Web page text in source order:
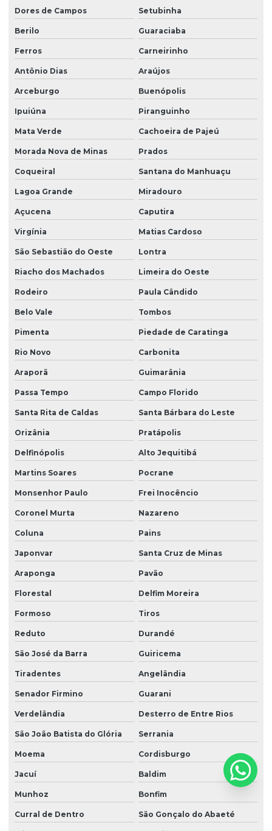
Dores de Campos Setubinha
Berilo Guaraciaba
Ferros Carneirinho
Antônio Dias Araújos
Arceburgo Buenópolis
Ipuiúna Piranguinho
Mata Verde Cachoeira de Pajeú
Morada Nova de Minas Prados
Coqueiral Santana do Manhuaçu
Lagoa Grande Miradouro
Açucena Caputira
Virgínia Matias Cardoso
São Sebastião do Oeste Lontra
Riacho dos Machados Limeira do Oeste
Rodeiro Paula Cândido
Belo Vale Tombos
Pimenta Piedade de Caratinga
Rio Novo Carbonita
Araporã Guimarânia
Passa Tempo Campo Florido
Santa Rita de Caldas Santa Bárbara do Leste
Orizânia Pratápolis
Delfinópolis Alto Jequitibá
Martins Soares Pocrane
Monsenhor Paulo Frei Inocêncio
Coronel Murta Nazareno
Coluna Pains
Japonvar Santa Cruz de Minas
Araponga Pavão
Florestal Delfim Moreira
Formoso Tiros
Reduto Durandé
São José da Barra Guiricema
Tiradentes Angelândia
Senador Firmino Guarani
Verdelândia Desterro de Entre Rios
São João Batista do Glória Serrania
Moema Cordisburgo
Jacuí Baldim
Munhoz Bonfim
Curral de Dentro São Gonçalo do Abaeté